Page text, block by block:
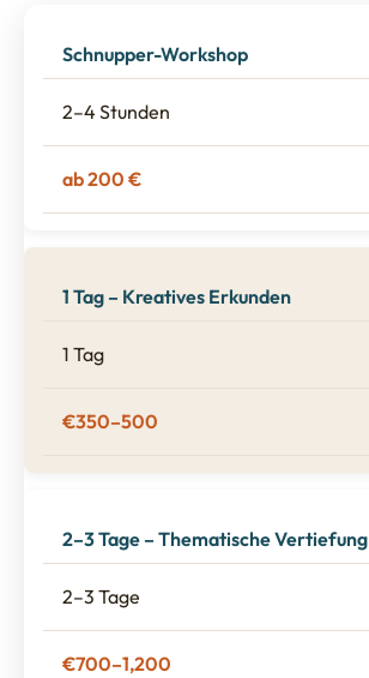
Schnupper-Workshop
2–4 Stunden
ab 200 €
1 Tag – Kreatives Erkunden
1 Tag
€350–500
2–3 Tage – Thematische Vertiefung
2–3 Tage
€700–1,200